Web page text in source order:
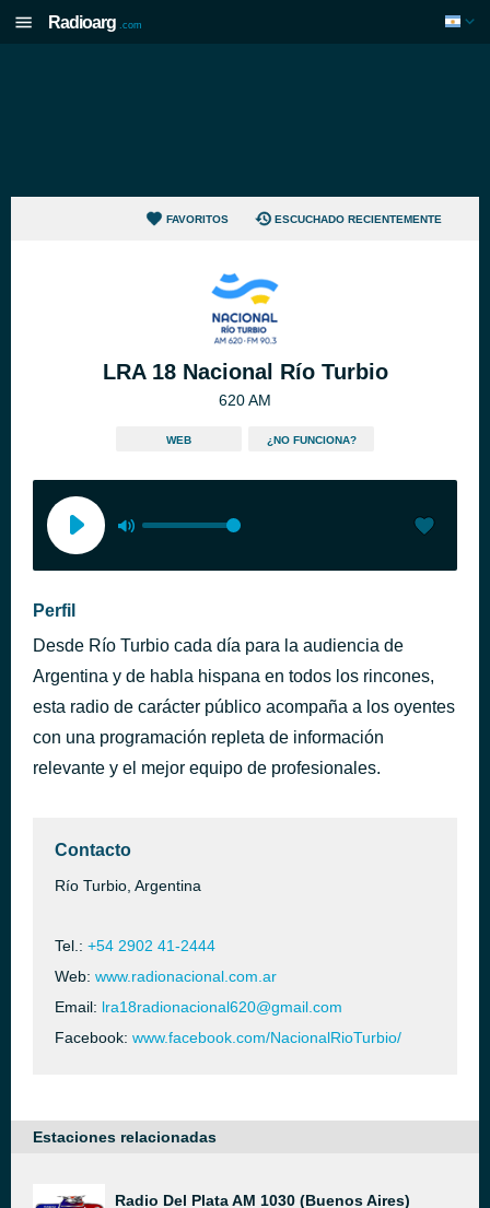
Radioarg .com
FAVORITOS ESCUCHADO RECIENTEMENTE
LRA 18 Nacional Río Turbio
620 AM
WEB ¿NO FUNCIONA?
Perfil
Desde Río Turbio cada día para la audiencia de
Argentina y de habla hispana en todos los rincones,
esta radio de carácter público acompaña a los oyentes
con una programación repleta de información
relevante y el mejor equipo de profesionales.
Contacto
Río Turbio, Argentina
Tel.: +54 2902 41-2444
Web: www.radionacional.com.ar
Email: lra18radionacional620@gmail.com
Facebook: www.facebook.com/NacionalRioTurbio/
Estaciones relacionadas
Radio Del Plata AM 1030 (Buenos Aires)